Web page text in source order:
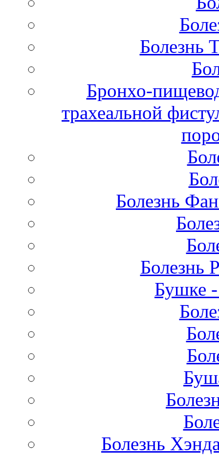
Болезнь
Бронхо-
трахеальной
Болезнь
Болезнь
Бушке
Болезнь